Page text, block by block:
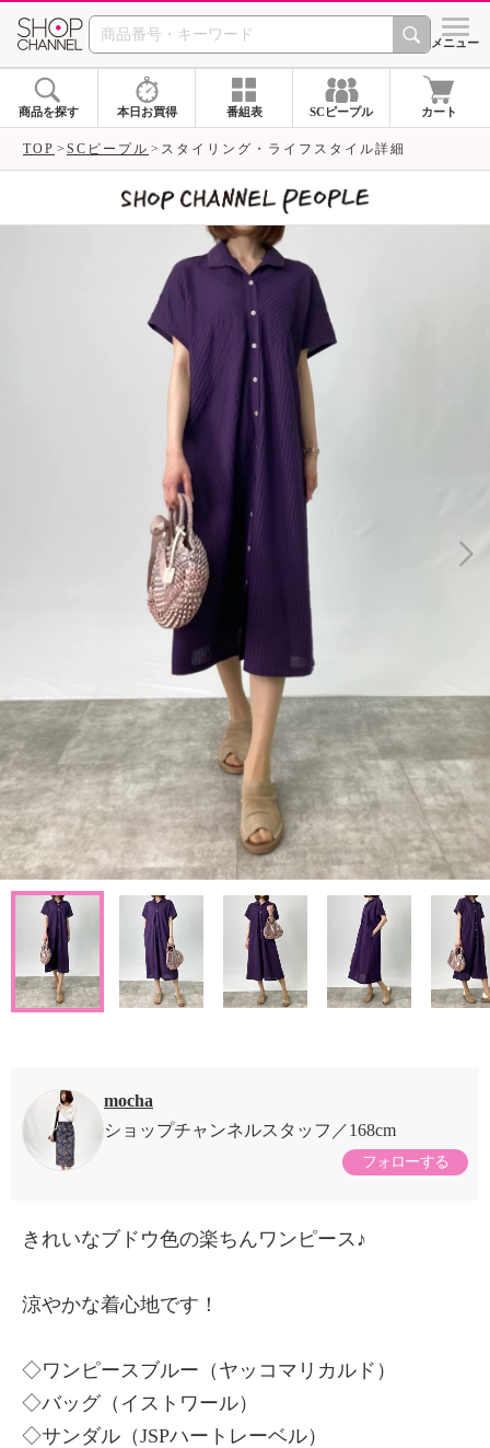
SHOP CHANNEL シメニュー
商品を探す 本日お買得 番組表 SCピープル カート
TOP SCピープル スタイリング・ライフスタイル詳細
mocha
ショップチャンネルスタッフ
168cm
フォローする
きれいなブドウ色の楽ちんワンピース♪
涼やかな着心地です！
◇ワンピースブルー（ヤッコマリカルド）
◇バッグ（イストワール）
◇サンダル（JSPハートレーベル）